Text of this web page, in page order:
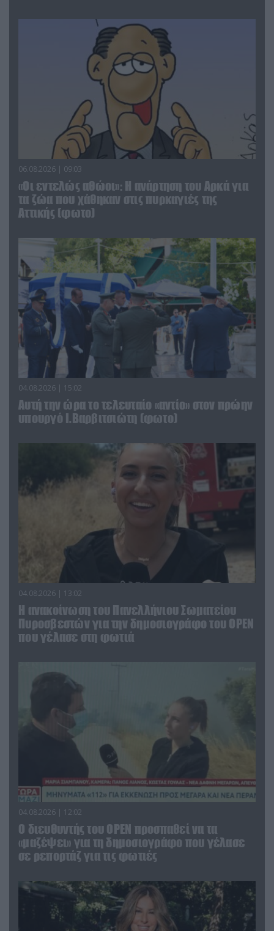
06.08.2026 | 09:03
«Οι εντελώς αθώοι»: Η ανάρτηση του Αρκά για
τα ζώα που χάθηκαν στις πυρκαγιές της
Αττικής (φωτο)
04.08.2026 | 15:02
Αυτή την ώρα το τελευταίο «αντίο» στον πρώην
υπουργό Ι.Βαρβιτσιώτη (φωτο)
04.08.2026 | 13:02
Η ανακοίνωση του Πανελλήνιου Σωματείου
Πυροσβεστών για την δημοσιογράφο του OPEN
που γέλασε στη φωτιά
04.08.2026 | 12:02
O διευθυντής του OPEN προσπαθεί να τα
«μαζέψει» για τη δημοσιογράφο που γέλασε
σε ρεπορτάζ για τις φωτιές